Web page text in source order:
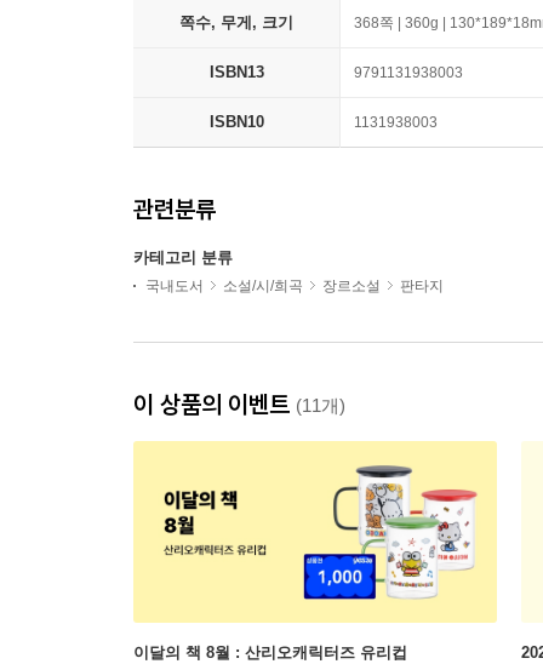
쪽수, 무게, 크기 368쪽 | 360g |
ISBN13 9791131938003
ISBN10 1131938003
관련분류
카테고리 분류
국내도서 소설/시/희곡 장르소설 판타지
이 상품의 이벤트 (11개)
이달의 책 8월 : 산리오캐릭터즈 유리컵